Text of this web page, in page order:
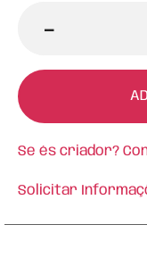
-
Se és criador?
Solicitar